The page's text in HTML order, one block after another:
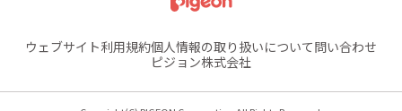
ウェブサイト利用規約個人情報の取り扱いについて問い合わせ
ピジョン株式会社